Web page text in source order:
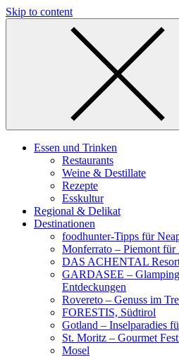
Skip to content
Essen und Trinken
Restaurants
Weine & Destillate
Rezepte
Esskultur
Regional & Delikat
Destinationen
foodhunter-Tipps für
Monferrato – Piemont für
DAS ACHENTAL
GARDASEE –
Entdeckungen
Rovereto – Genuss im
FORESTIS, Südtirol
Gotland – Inselparadies
St. Moritz – Gourmet
Mosel